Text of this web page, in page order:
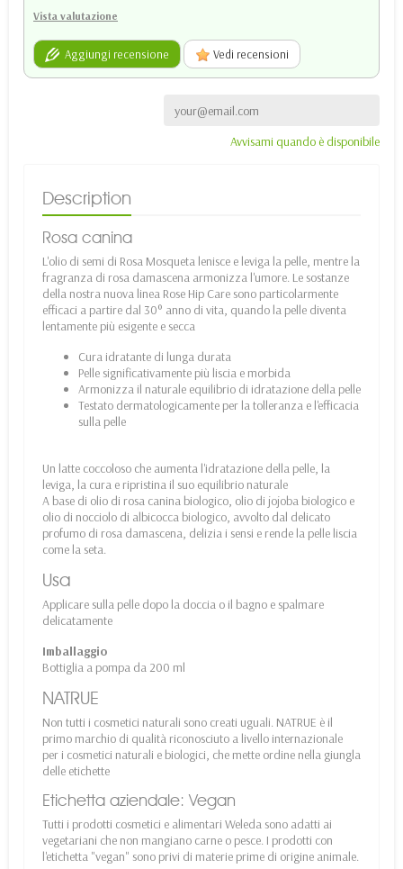
Vista valutazione
Aggiungi recensione Vedi recensioni
Avvisami quando è disponibile
Description
Rosa canina
L'olio di semi di Rosa Mosqueta lenisce e leviga la pelle, mentre la
fragranza di rosa damascena armonizza l'umore. Le sostanze
della nostra nuova linea Rose Hip Care sono particolarmente
efficaci a partire dal 30° anno di vita, quando la pelle diventa
lentamente più esigente e secca
Cura idratante di lunga durata
Pelle significativamente più liscia e morbida
Armonizza il naturale equilibrio di idratazione della pelle
Testato dermatologicamente per la tolleranza e l'efficacia
sulla pelle
Un latte coccoloso che aumenta l'idratazione della pelle, la
leviga, la cura e ripristina il suo equilibrio naturale
A base di olio di rosa canina biologico, olio di jojoba biologico e
olio di nocciolo di albicocca biologico, avvolto dal delicato
profumo di rosa damascena, delizia i sensi e rende la pelle liscia
come la seta.
Usa
Applicare sulla pelle dopo la doccia o il bagno e spalmare
delicatamente
Imballaggio
Bottiglia a pompa da 200 ml
NATRUE
Non tutti i cosmetici naturali sono creati uguali. NATRUE è il
primo marchio di qualità riconosciuto a livello internazionale
per i cosmetici naturali e biologici, che mette ordine nella giungla
delle etichette
Etichetta aziendale: Vegan
Tutti i prodotti cosmetici e alimentari Weleda sono adatti ai
vegetariani che non mangiano carne o pesce. I prodotti con
l'etichetta "vegan" sono privi di materie prime di origine animale.